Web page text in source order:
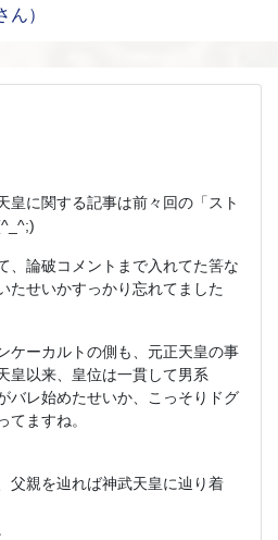
）
皇に関する記事は前々回の「スト
、論破コメントまで入れてた筈な
たせいかすっかり忘れてました
ケーカルトの側も、元正天皇の事
皇以来、皇位は一貫して男系
バレ始めたせいか、こっそりドグ
てますね。
父親を辿れば神武天皇に辿り着